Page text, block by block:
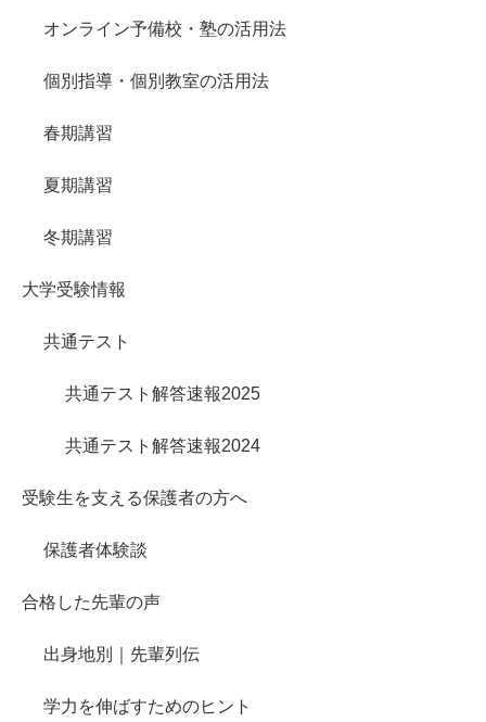
オンライン予備校・塾の活用法
個別指導・個別教室の活用法
春期講習
夏期講習
冬期講習
大学受験情報
共通テスト
共通テスト解答速報2025
共通テスト解答速報2024
受験生を支える保護者の方へ
保護者体験談
合格した先輩の声
出身地別｜先輩列伝
学力を伸ばすためのヒント